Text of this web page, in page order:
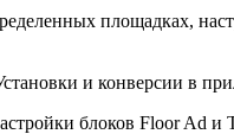
площадках,
и конверсии в
блоков Floor Ad и